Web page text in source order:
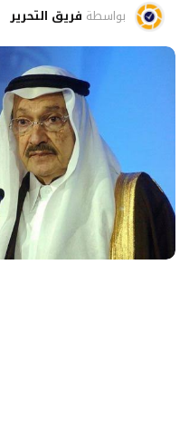
بواسطة فريق التحرير